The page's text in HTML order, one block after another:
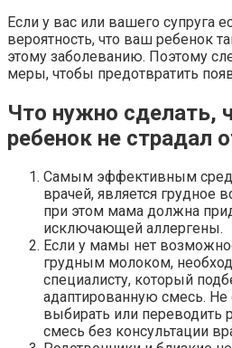
Если у вас или вашего супруга
вероятность, что ваш ребенок
этому заболеванию. Поэтому
меры, чтобы предотвратить
Что нужно сделать,
ребенок не страдал
Самым эффективным
врачей, является грудное
при этом мама должна
исключающей аллергены.
Если у мамы нет
грудным молоком,
специалисту, который
адаптированную смесь. Не
выбирать или переводить
смесь без консультации